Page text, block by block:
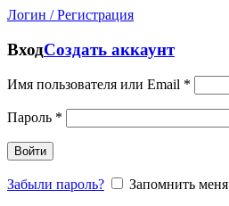
Логин / Регистрация
ВходСоздать аккаунт
Имя пользователя или Email *
Пароль *
Войти
Забыли пароль?
Запомнить меня